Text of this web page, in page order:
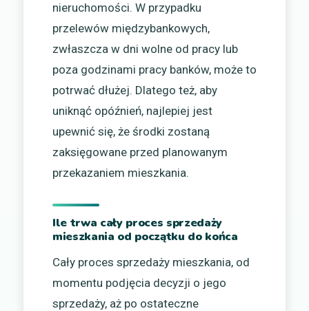
nieruchomości. W przypadku
przelewów międzybankowych,
zwłaszcza w dni wolne od pracy lub
poza godzinami pracy banków, może to
potrwać dłużej. Dlatego też, aby
uniknąć opóźnień, najlepiej jest
upewnić się, że środki zostaną
zaksięgowane przed planowanym
przekazaniem mieszkania.
Ile trwa cały proces sprzedaży
mieszkania od początku do końca
Cały proces sprzedaży mieszkania, od
momentu podjęcia decyzji o jego
sprzedaży, aż po ostateczne